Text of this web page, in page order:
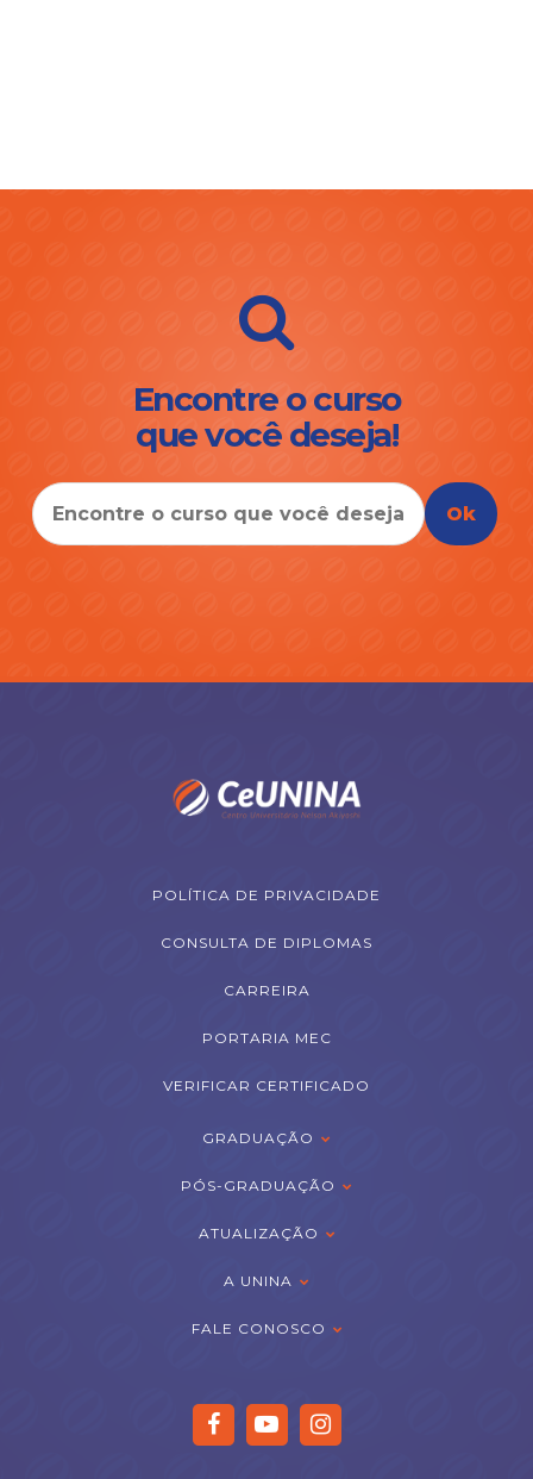
Encontre o curso
que você deseja!
Ok
POLÍTICA DE PRIVACIDADE
CONSULTA DE DIPLOMAS
CARREIRA
PORTARIA MEC
VERIFICAR CERTIFICADO
GRADUAÇÃO
PÓS-GRADUAÇÃO
ATUALIZAÇÃO
A UNINA
FALE CONOSCO